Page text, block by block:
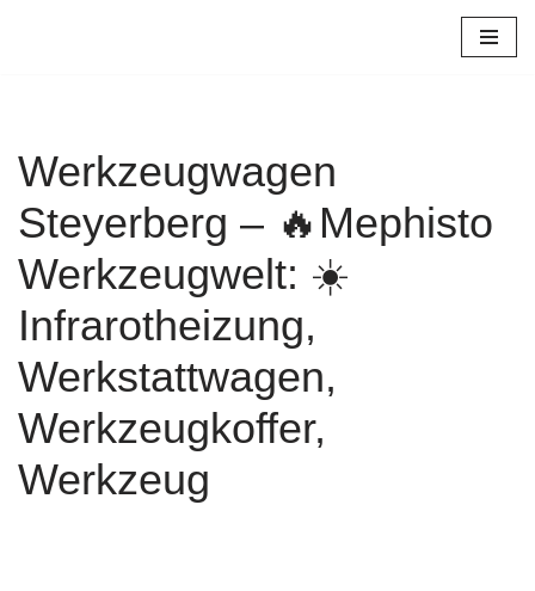
Werkzeugwagen
Steyerberg – 🔥Mephisto
Werkzeugwelt: ☀️
Infrarotheizung,
Werkstattwagen,
Werkzeugkoffer,
Werkzeug